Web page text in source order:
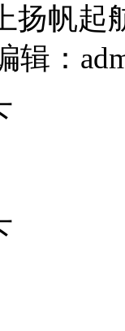
扬帆起
辑：